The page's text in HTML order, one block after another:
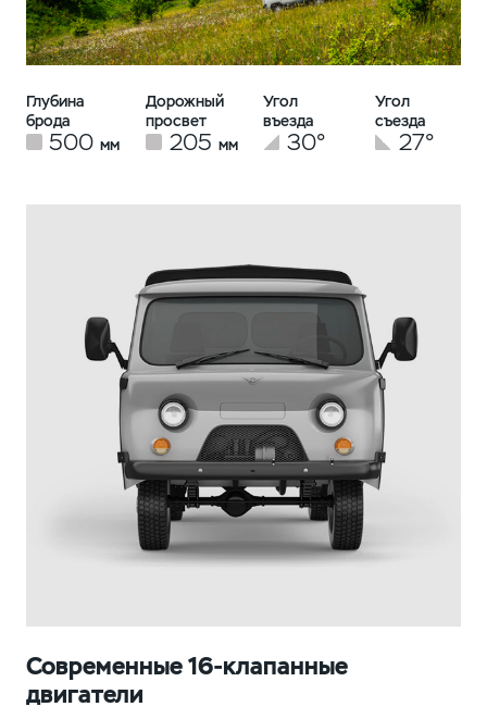
500мм
Глубина
брода
205 мм
Дорожный
просвет
30°
Угол
въезда
27°
Угол
съезда
Современные 16-клапанные
двигатели